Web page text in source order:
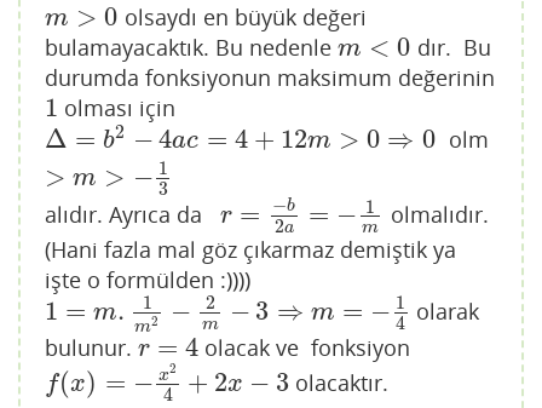
m > 0
m> 0
olsaydı en büyük değeri
bulamayacaktık. Bu nedenle m < 0
m< 0
dır. Bu
durumda fonksiyonun maksimum değerinin
1
1 olması için
Δ = b2 − 4ac = 4 + 12m > 0 ⇒ 0
> m > − 1
3
Δ= b2 −4a c= 4+12 m> 0⇒0 >m>− 13 olm
alıdır. Ayrıca da r = −b
2a = − 1
m
r= −b 2a= −1m
olmalıdır.
(Hani fazla mal göz çıkarmaz demiştik ya
işte o formülden :))))
1 = m. 1
m2 − 2
m − 3 ⇒ m = − 1
4
1 =m .1m 2−2 m− 3⇒ m=− 14
olarak
bulunur. r = 4
r= 4 olacak ve fonksiyon
f(x) = − x2
4 + 2x − 3
f(x)=− x24 +2x− 3 olacaktır.